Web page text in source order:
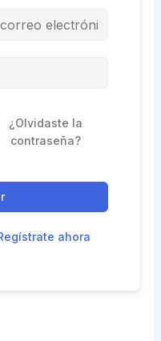
¿Olvidaste la
contraseña?
ahora